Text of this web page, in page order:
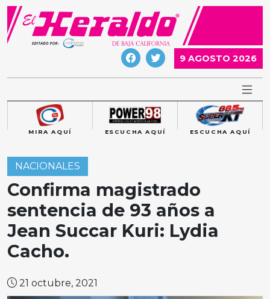
Skip
content
9 AGOSTO 2026
MIRA AQUÍ ESCUCHA AQUÍ ESCUCHA AQUÍ
NACIONALES
Confirma magistrado
sentencia de 93 años a
Jean Succar Kuri: Lydia
Cacho.
21 octubre, 2021